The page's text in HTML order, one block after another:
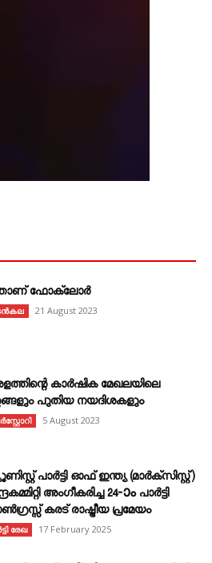
ഫോക്‌ലോർ
21 August 2023
കാർഷിക മേഖലയിലെ
പുതിയ നയദിശകളും
5 August 2023
പാർട്ടി ഓഫ് ഇന്ത്യ (മാർക്സിസ്റ്റ്)
അംഗീകരിച്ച 24‐ാം പാർട്ടി
കരട് രാഷ്ട്രീയ പ്രമേയം
രേഖ 17 February 2025